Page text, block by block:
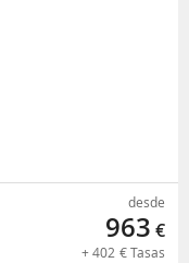
desde
963 €
+402 €Tasas